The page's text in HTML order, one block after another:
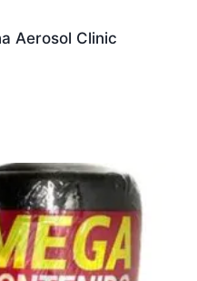
Aerosol Clinic